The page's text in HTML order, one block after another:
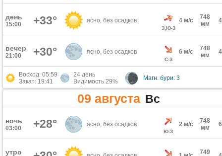
день
15:00 +33° ясно, без осадков
З,Ю-З
4 м/с
748
мм
вечер
21:00 +30° ясно, без осадков
С-З
6 м/с
748
мм
Восход: 05:59
Закат: 19:41
24 день
Видимость 29%
Магн. бури: 3
09 августа Вс
ночь
03:00 +28° ясно, без осадков
Ю-З
2 м/с
748
мм
утро
749